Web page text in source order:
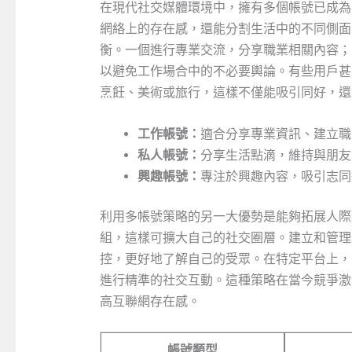
在現代社交媒體環境中，擁有多個帳號已成
網絡上的存在感，還能分割生活中的不同側
衡。一個進行專業交流，分享職業相關內容
以避免工作場合中的不必要輿論。有些用戶
烹飪、美術或旅行，這樣不僅能吸引同好，
工作帳號： 適合分享專業資訊、建立
私人帳號： 分享生活點滴，維持與朋
興趣帳號： 專注於興趣內容，吸引志
利用多帳號策略的另一大優勢是能夠拓展人
組，這樣可擴大自己的社交圈層。建立和管
控，更好地了解自己的受眾。在特定平台上
進行精準的社交互動。這種策略在當今競爭
高互聯網存在感。